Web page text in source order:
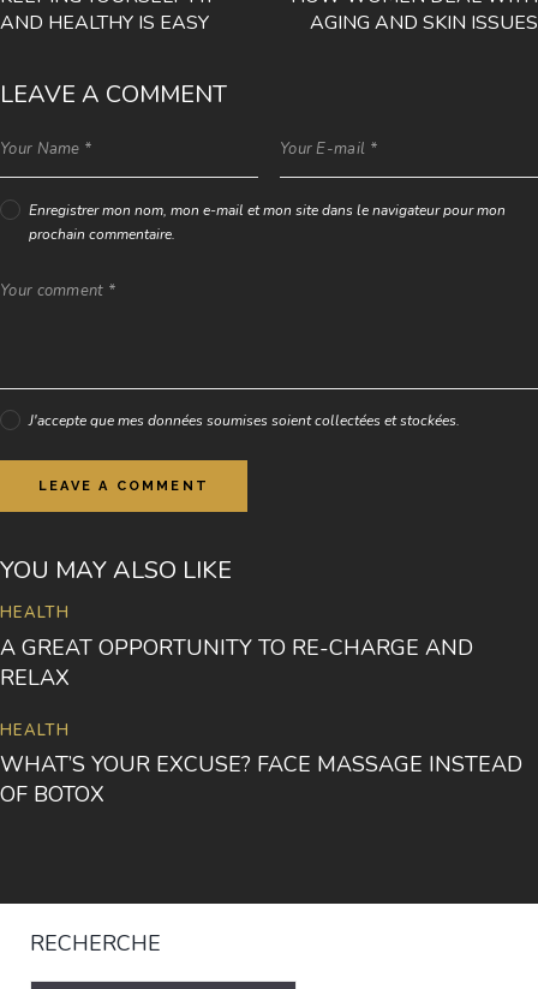
AND HEALTHY IS EASY
AGING AND SKIN ISSUES
LEAVE A COMMENT
Enregistrer mon nom, mon e-mail et mon site dans le navigateur pour mon
prochain commentaire.
J'accepte que mes données soumises soient collectées et stockées.
YOU MAY ALSO LIKE
HEALTH
A GREAT OPPORTUNITY TO RE-CHARGE AND
RELAX
HEALTH
WHAT’S YOUR EXCUSE? FACE MASSAGE INSTEAD
OF BOTOX
RECHERCHE